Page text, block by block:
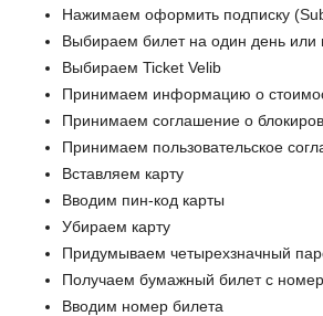
Нажимаем оформить подписку
Выбираем билет на один день или
Выбираем Ticket Velib
Принимаем информацию о
Принимаем соглашение о
Принимаем пользовательское
Вставляем карту
Вводим пин-код карты
Убираем карту
Придумываем четырехзначный
Получаем бумажный билет с
Вводим номер билета